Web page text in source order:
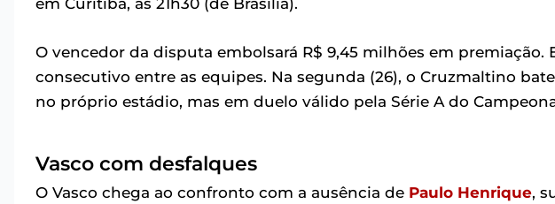
em Curitiba, às 21h30 (de Brasília).
O vencedor da disputa embolsará R$ 9,45 milhões em premiação.
consecutivo entre as equipes. Na segunda (26), o Cruzmaltino
no próprio estádio, mas em duelo válido pela Série A do
Vasco com desfalques
O Vasco chega ao confronto com a ausência de Paulo Henrique,